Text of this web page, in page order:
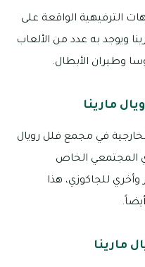
الترفيهية الواقعة على
ويوجد به عدد من الألعاب
وطيران الأبطال.
مارينا
في مجمع فلل رويال
المجتمعي الخاص
للجاكوزي، هذا
مارينا